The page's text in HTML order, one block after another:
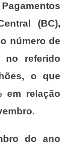
(BC),
número de
no referido
o que
em relação
do ano